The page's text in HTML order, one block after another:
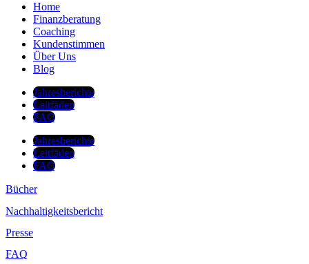
Home
Finanzberatung
Coaching
Kundenstimmen
Über Uns
Blog
Jahresberichte
Leitfäden
FAQ
Jahresberichte
Leitfäden
FAQ
Bücher
Nachhaltigkeitsbericht
Presse
FAQ